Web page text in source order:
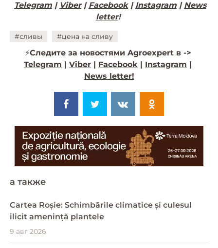
Telegram | Viber| Facebook| Instagram | News
letter!
#сливы #цена на сливу
⚡️Следите за новостями Agroexpert в ->
Telegram
Viber Facebook Instagram
News letter!
a также
Cartea Roșie: Schimbările climatice și culesul
ilicit amenință plantele
9 авг 2026